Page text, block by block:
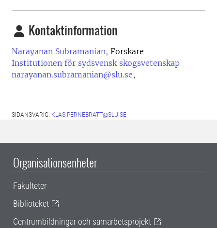
Kontaktinformation
Narayanan Subramanian, Forskare
Institutionen för sydsvensk skogsvetenskap
narayanan.subramanian@slu.se,
SIDANSVARIG: KLAS.PERNEBRATT@SLU.SE
Organisationsenheter
Fakulteter
Biblioteket
Centrumbildningar och samarbetsprojekt